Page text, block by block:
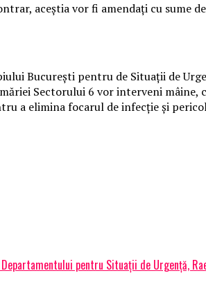
aceștia vor fi amendați cu sume
Bucureşti pentru de Situaţii de
Sectorului 6 vor interveni
a elimina focarul de infecţie şi
pentru Situaţii de Urgenţă,